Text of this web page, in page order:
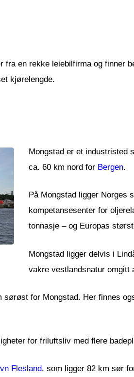
fra en rekke leiebilfirma og finner
kjørelengde.
Mongstad er et industristed
ca. 60 km nord for Bergen.
På Mongstad ligger Norges
kompetansesenter for
tonnasje – og Europas
Mongstad ligger delvis i
vakre vestlandsnatur omgitt
sørøst for Mongstad. Her finnes
for friluftsliv med flere
Flesland, som ligger 82 km sør